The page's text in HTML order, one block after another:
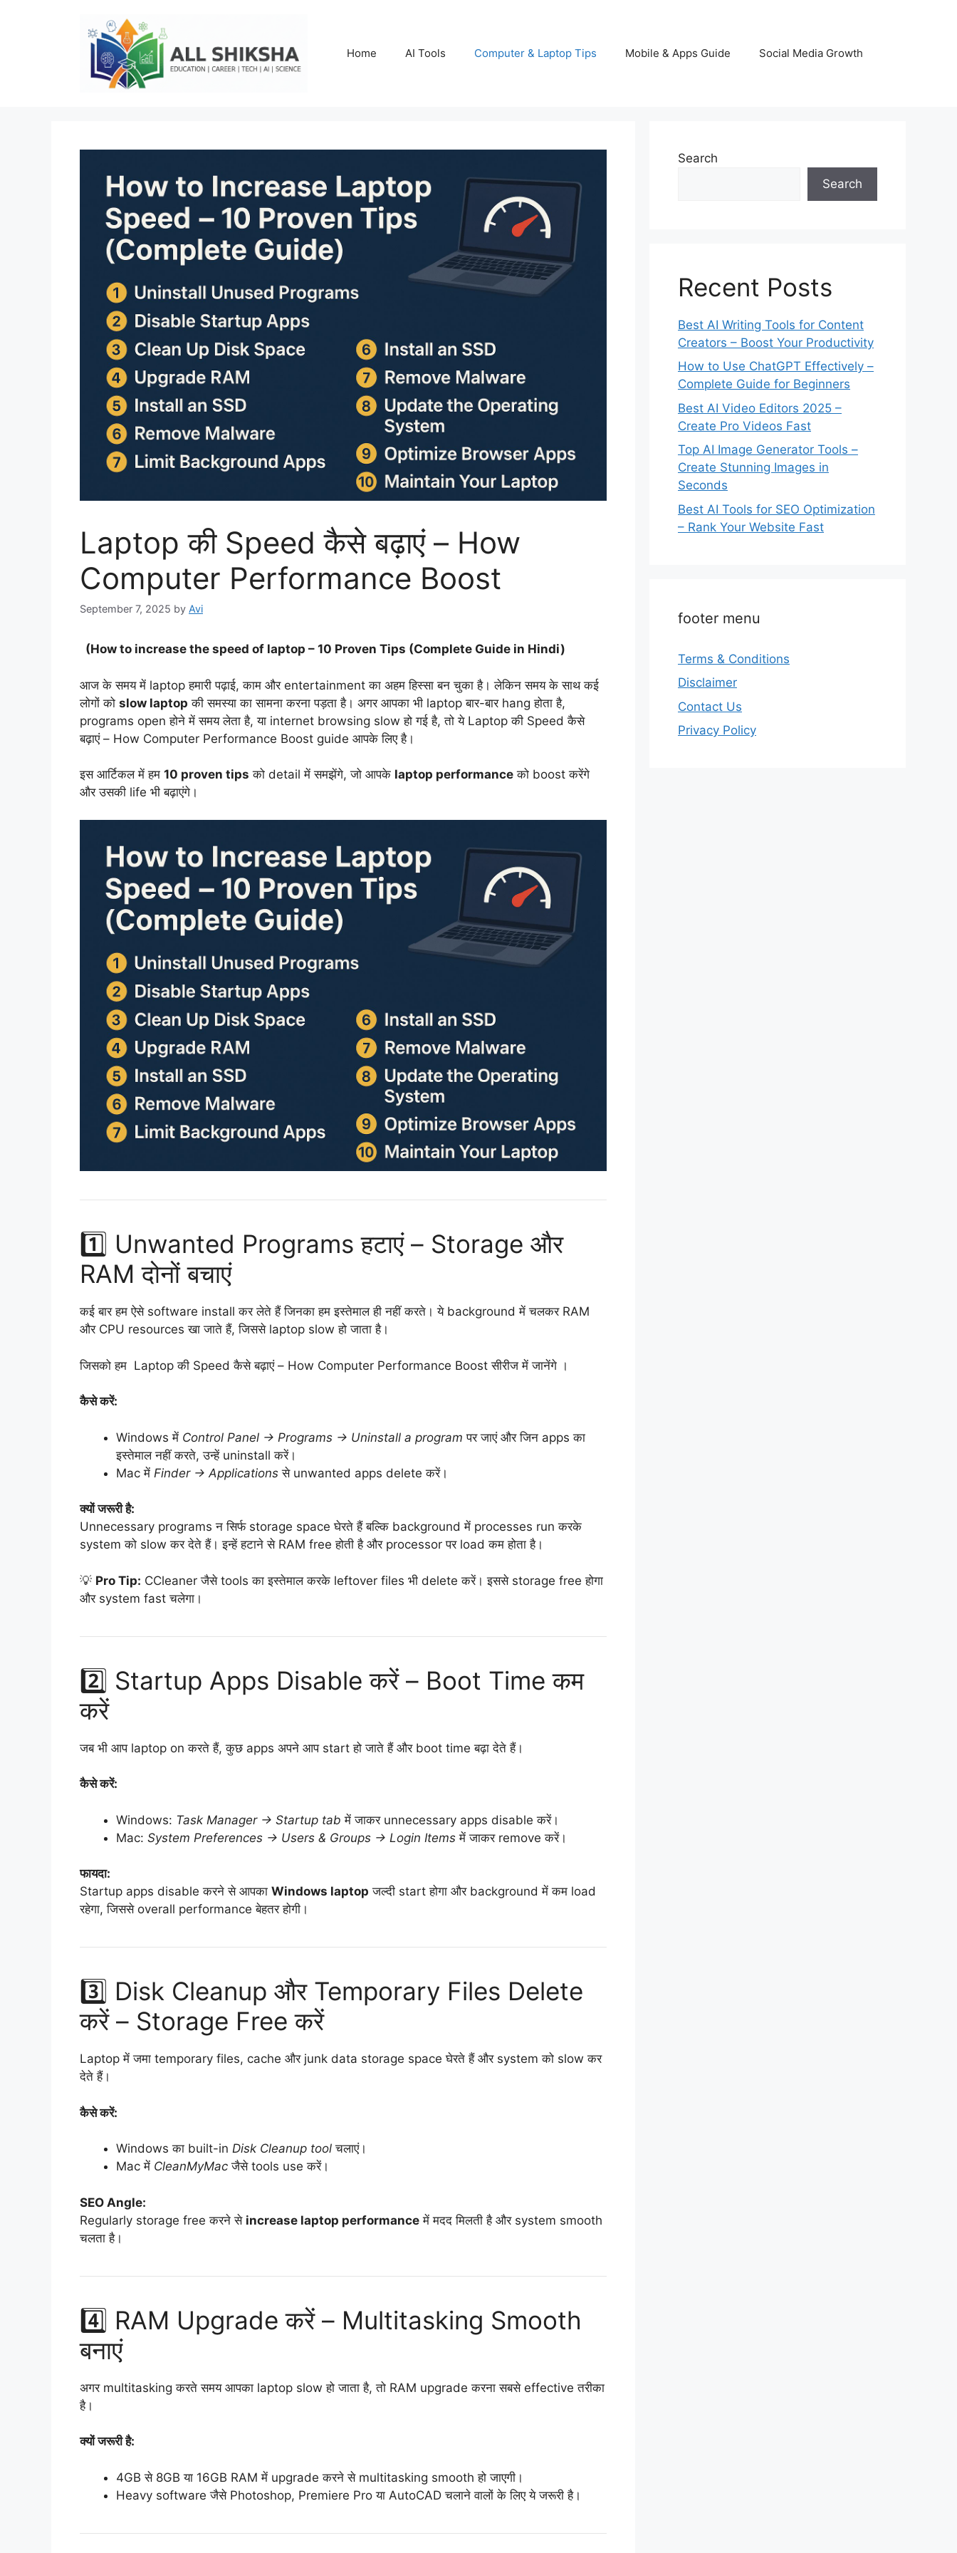
Home AI Tools Computer & Laptop Tips Mobile & Apps Guide Social Media Growth
Laptop की Speed कैसे बढ़ाएं – How
Computer Performance Boost
September 7, 2025 by Avi
(How to increase the speed of laptop – 10 Proven Tips (Complete Guide in Hindi)
आज के समय में laptop हमारी पढ़ाई, काम और entertainment का अहम हिस्सा बन चुका है। लेकिन समय के साथ कई
लोगों को slow laptop की समस्या का सामना करना पड़ता है। अगर आपका भी laptop बार-बार hang होता है,
programs open होने में समय लेता है, या internet browsing slow हो गई है, तो ये Laptop की Speed कैसे
बढ़ाएं – How Computer Performance Boost guide आपके लिए है।
इस आर्टिकल में हम 10 proven tips को detail में समझेंगे, जो आपके laptop performance को boost करेंगे
और उसकी life भी बढ़ाएंगे।
1️⃣ Unwanted Programs हटाएं – Storage और
RAM दोनों बचाएं
कई बार हम ऐसे software install कर लेते हैं जिनका हम इस्तेमाल ही नहीं करते। ये background में चलकर RAM
और CPU resources खा जाते हैं, जिससे laptop slow हो जाता है।
जिसको हम Laptop की Speed कैसे बढ़ाएं – How Computer Performance Boost सीरीज में जानेंगे ।
कैसे करें:
Windows में Control Panel → Programs → Uninstall a program पर जाएं और जिन apps का
इस्तेमाल नहीं करते, उन्हें uninstall करें।
Mac में Finder → Applications से unwanted apps delete करें।
क्यों जरूरी है:
Unnecessary programs न सिर्फ storage space घेरते हैं बल्कि background में processes run करके
system को slow कर देते हैं। इन्हें हटाने से RAM free होती है और processor पर load कम होता है।
💡 Pro Tip: CCleaner जैसे tools का इस्तेमाल करके leftover files भी delete करें। इससे storage free होगा
और system fast चलेगा।
2️⃣ Startup Apps Disable करें – Boot Time कम
करें
जब भी आप laptop on करते हैं, कुछ apps अपने आप start हो जाते हैं और boot time बढ़ा देते हैं।
कैसे करें:
Windows: Task Manager → Startup tab में जाकर unnecessary apps disable करें।
Mac: System Preferences → Users & Groups → Login Items में जाकर remove करें।
फायदा:
Startup apps disable करने से आपका Windows laptop जल्दी start होगा और background में कम load
रहेगा, जिससे overall performance बेहतर होगी।
3️⃣ Disk Cleanup और Temporary Files Delete
करें – Storage Free करें
Laptop में जमा temporary files, cache और junk data storage space घेरते हैं और system को slow कर
देते हैं।
कैसे करें:
Windows का built-in Disk Cleanup tool चलाएं।
Mac में CleanMyMac जैसे tools use करें।
SEO Angle:
Regularly storage free करने से increase laptop performance में मदद मिलती है और system smooth
चलता है।
4️⃣ RAM Upgrade करें – Multitasking Smooth
बनाएं
अगर multitasking करते समय आपका laptop slow हो जाता है, तो RAM upgrade करना सबसे effective तरीका
है।
क्यों जरूरी है:
4GB से 8GB या 16GB RAM में upgrade करने से multitasking smooth हो जाएगी।
Heavy software जैसे Photoshop, Premiere Pro या AutoCAD चलाने वालों के लिए ये जरूरी है।
Search
Search
Recent Posts
Best AI Writing Tools for Content
Creators – Boost Your Productivity
How to Use ChatGPT Effectively –
Complete Guide for Beginners
Best AI Video Editors 2025 –
Create Pro Videos Fast
Top AI Image Generator Tools –
Create Stunning Images in
Seconds
Best AI Tools for SEO Optimization
– Rank Your Website Fast
footer menu
Terms & Conditions
Disclaimer
Contact Us
Privacy Policy